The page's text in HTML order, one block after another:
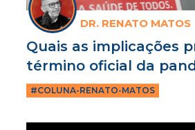
DR. RENATO MATOS
Quais as implicações
término oficial da
#COLUNA-RENATO-MATOS